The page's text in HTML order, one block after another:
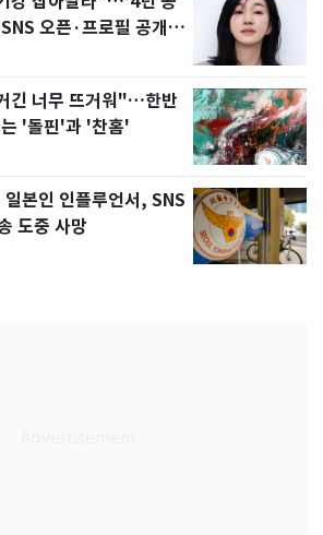
오픈·프로필 공개
긴 너무 뜨거워"…한반
'돌핀'과 '찬홈'
일본인 인플루언서, SNS
도중 사망